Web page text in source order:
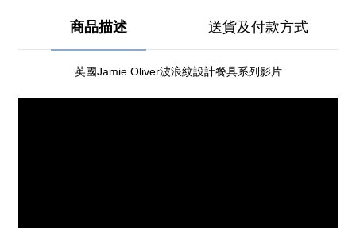
商品描述 送貨及付款方式
英國Jamie Oliver波浪紋設計餐具系列影片